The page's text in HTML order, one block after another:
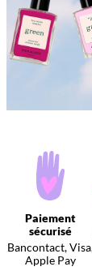
Paiement
sécurisé
Bancontact,
Apple Pay